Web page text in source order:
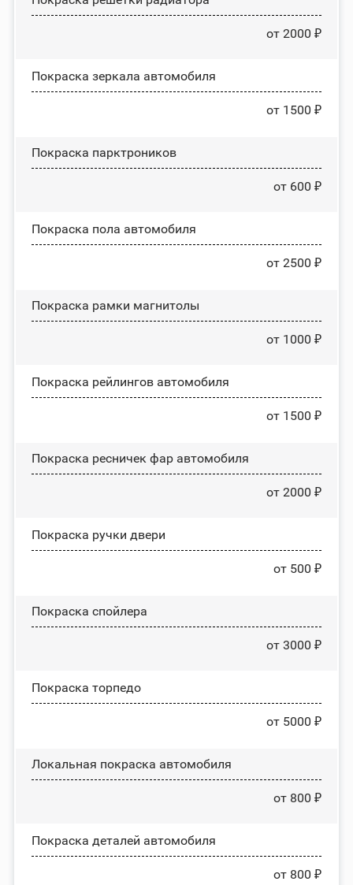
от 2000 ₽
Покраска зеркала автомобиля
от 1500 ₽
Покраска парктроников
от 600 ₽
Покраска пола автомобиля
от 2500 ₽
Покраска рамки магнитолы
от 1000 ₽
Покраска рейлингов автомобиля
от 1500 ₽
Покраска ресничек фар автомобиля
от 2000 ₽
Покраска ручки двери
от 500 ₽
Покраска спойлера
от 3000 ₽
Покраска торпедо
от 5000 ₽
Локальная покраска автомобиля
от 800 ₽
Покраска деталей автомобиля
от 800 ₽